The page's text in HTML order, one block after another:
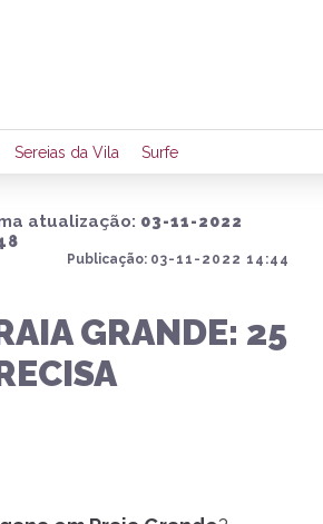
seus dados para receber toda
e notícias da região.
Sereias da Vila Surfe
atualização: 03-11-2022
Publicação: 03-11-2022 14:44
GRANDE: 25